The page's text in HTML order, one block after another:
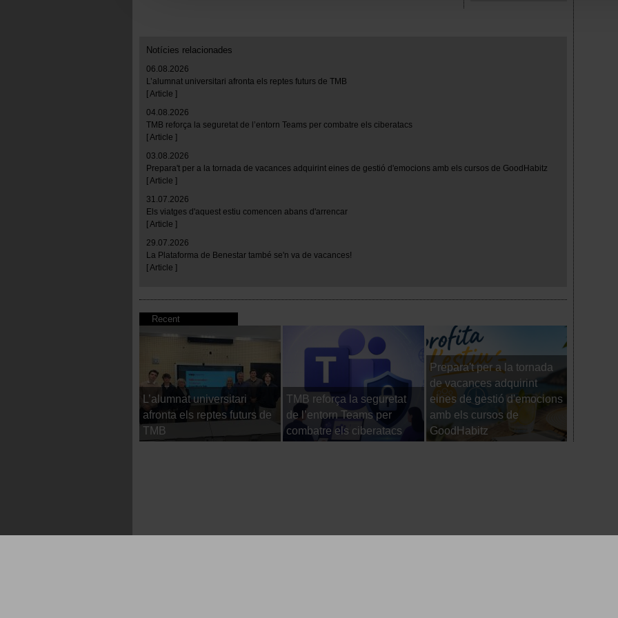
En cualquier momento de la navegación en esta web, podrás modificar tu selección de
Notícies relacionades
06.08.2026
L’alumnat universitari afronta els reptes futurs de TMB
[ Article ]
04.08.2026
TMB reforça la seguretat de l’entorn Teams per combatre els ciberatacs
[ Article ]
03.08.2026
Prepara't per a la tornada de vacances adquirint eines de gestió d'emocions amb els cursos de GoodHabitz
[ Article ]
31.07.2026
Els viatges d'aquest estiu comencen abans d'arrencar
[ Article ]
29.07.2026
La Plataforma de Benestar també se'n va de vacances!
[ Article ]
Recent
L’alumnat universitari
afronta els reptes futurs de
TMB
TMB reforça la seguretat
de l’entorn Teams per
combatre els ciberatacs
Prepara't per a la tornada
de vacances adquirint
eines de gestió d'emocions
amb els cursos de
GoodHabitz
Els
d'arrencar